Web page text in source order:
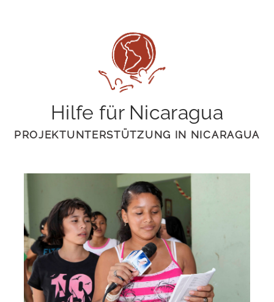
Hilfe für Nicaragua
PROJEKTUNTERSTÜTZUNG IN NICARAGUA